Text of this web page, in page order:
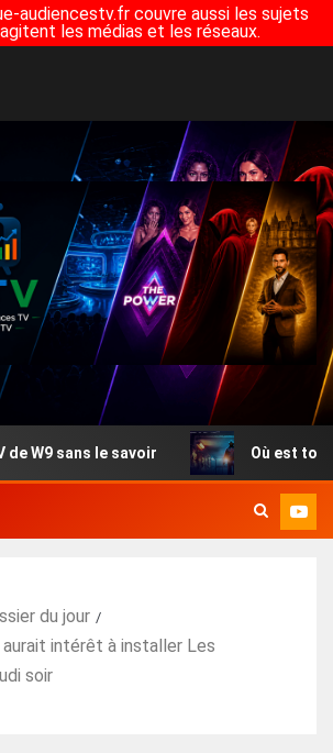
audiencestv.fr couvre aussi les sujets
les médias et les réseaux.
le savoir Où est tournée
du jour
aurait intérêt à installer Les
soir